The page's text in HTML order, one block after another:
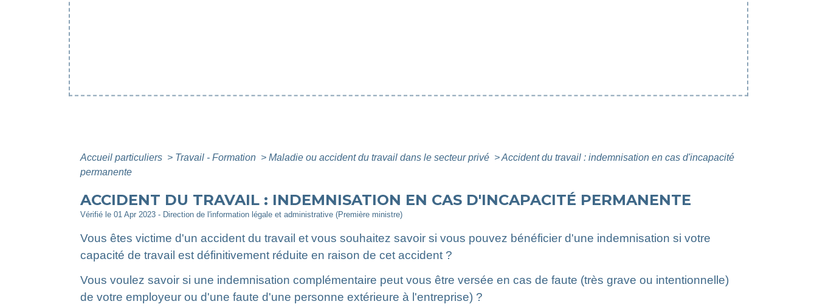
Accueil particuliers > Travail - Formation > Maladie ou accident du travail dans le secteur privé >Accident du travail : indemnisation en cas d'incapacité
permanente
ACCIDENT DU TRAVAIL : INDEMNISATION EN CAS D'INCAPACITÉ PERMANENTE
Vérifié le 01 Apr 2023 - Direction de l'information légale et administrative (Première ministre)
Vous êtes victime d'un accident du travail et vous souhaitez savoir si vous pouvez bénéficier d'une indemnisation si votre
capacité de travail est définitivement réduite en raison de cet accident ?
Vous voulez savoir si une indemnisation complémentaire peut vous être versée en cas de faute (très grave ou intentionnelle)
de votre employeur ou d'une faute d'une personne extérieure à l'entreprise) ?